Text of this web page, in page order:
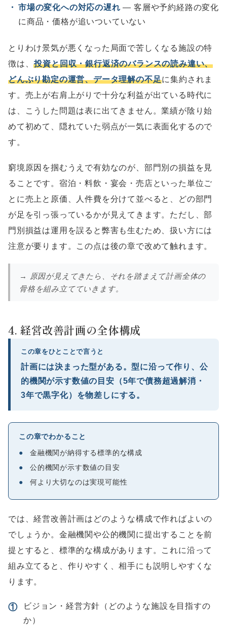
・ 市場の変化への対応の遅れ ― 客層や予約経路の変化
に商品・価格が追いついていない
とりわけ景気が悪くなった局面で苦しくなる施設の特
徴は、投資と回収・銀行返済のバランスの読み違い、
どんぶり勘定の運営、データ理解の不足に集約されま
す。売上が右肩上がりで十分な利益が出ている時代に
は、こうした問題は表に出てきません。業績が陰り始
めて初めて、隠れていた弱点が一気に表面化するので
す。
窮境原因を掴むうえで有効なのが、部門別の損益を見
ることです。宿泊・料飲・宴会・売店といった単位ご
とに売上と原価、人件費を分けて並べると、どの部門
が足を引っ張っているかが見えてきます。ただし、部
門別損益は運用を誤ると弊害も生むため、扱い方には
注意が要ります。この点は後の章で改めて触れます。
→ 原因が見えてきたら、それを踏まえて計画全体の
骨格を組み立てていきます。
4. 経営改善計画の全体構成
この章をひとことで言うと
計画には決まった型がある。型に沿って作り、公
的機関が示す数値の目安（5年で債務超過解消・
3年で黒字化）を物差しにする。
この章でわかること
●
金融機関が納得する標準的な構成
●
公的機関が示す数値の目安
●
何より大切なのは実現可能性
では、経営改善計画はどのような構成で作ればよいの
でしょうか。金融機関や公的機関に提出することを前
提とすると、標準的な構成があります。これに沿って
組み立てると、作りやすく、相手にも説明しやすくな
ります。
①
ビジョン・経営方針（どのような施設を目指すの
か）